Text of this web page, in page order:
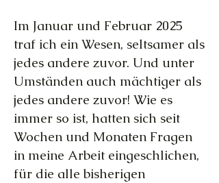
Im Januar und Februar 2025
traf ich ein Wesen, seltsamer als
jedes andere zuvor. Und unter
Umständen auch mächtiger als
jedes andere zuvor! Wie es
immer so ist, hatten sich seit
Wochen und Monaten Fragen
in meine Arbeit eingeschlichen,
für die alle bisherigen